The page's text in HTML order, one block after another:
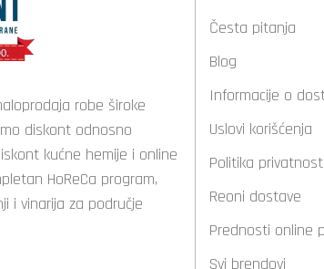
robe široke
diskont odnosno
kućne hemije i online
HoReCa program,
i vinarija za područje
Česta pitanja
Blog
Informacije o
Uslovi korišćenja
Politika privatnosti
Reoni dostave
Prednosti online
Svi brendovi